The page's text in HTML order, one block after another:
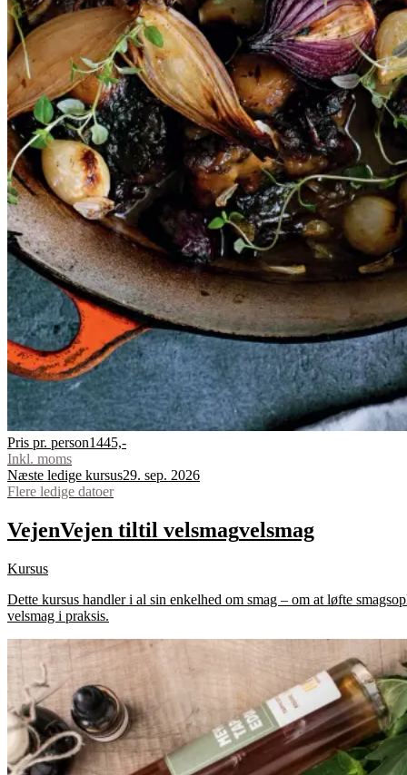
Pris pr. person1445,-
Inkl. moms
Næste ledige kursus29. sep. 2026
Flere ledige datoer
VejenVejen tiltil velsmagvelsmag
Kursus
Dette kursus handler i al sin enkelhed om smag – om at løfte
velsmag i praksis.